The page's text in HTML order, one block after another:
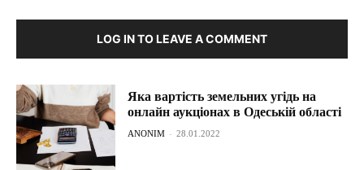
LOG IN TO LEAVE A COMMENT
Яка вартість земельних угідь на
онлайн аукціонах в Одеській області
ANONIM - 28.01.2022